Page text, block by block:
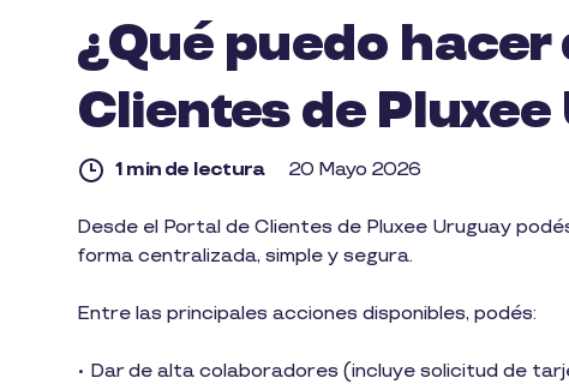
¿Qué puedo hacer
Clientes de
1 min de lectura 20 Mayo 2026
1
de
Desde el Portal de Clientes de Pluxee Uruguay
forma centralizada, simple y segura.
Entre las principales acciones disponibles, podés:
• Dar de alta colaboradores (incluye solicitud de